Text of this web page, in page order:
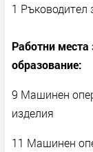
1 Ръководител
Работни места
образование:
9 Машинен
изделия
11 Машинен